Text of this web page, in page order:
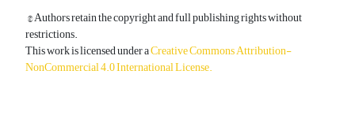
© Authors retain the copyright and full publishing rights without
restrictions.
This work is licensed under aCreative Commons Attribution-
NonCommercial 4.0 International License.